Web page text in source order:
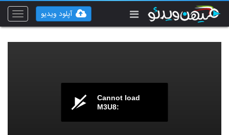
Toggle
آپلود ویدیو
Cannot load
M3U8: